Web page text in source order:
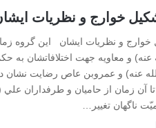
خوارج و نظریات
و نظریات ایشان اين گروه
و معاويه جهت اختلافاتشان به
عنه) و عمروبن عاص رضايت نشان
آن زمان از حاميان و طرفداران علي
ناگهان تغيير…